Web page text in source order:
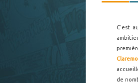
C'est
de